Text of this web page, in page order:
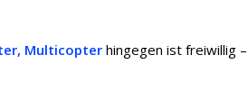
Multicopterhingegen ist freiwillig –